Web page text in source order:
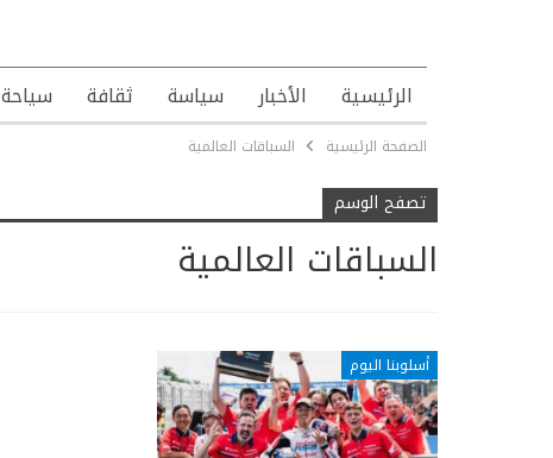
الرئيسية الأخبار سياسة ثقافة سياحة
الصفحة الرئيسية السباقات العالمية
تصفح الوسم
السباقات العالمية
أسلوبنا اليوم